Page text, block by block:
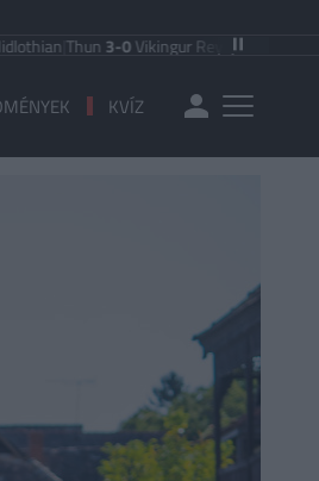
3-0Vikingur Reykjavik| PAOK Saloniki
KVÍZ